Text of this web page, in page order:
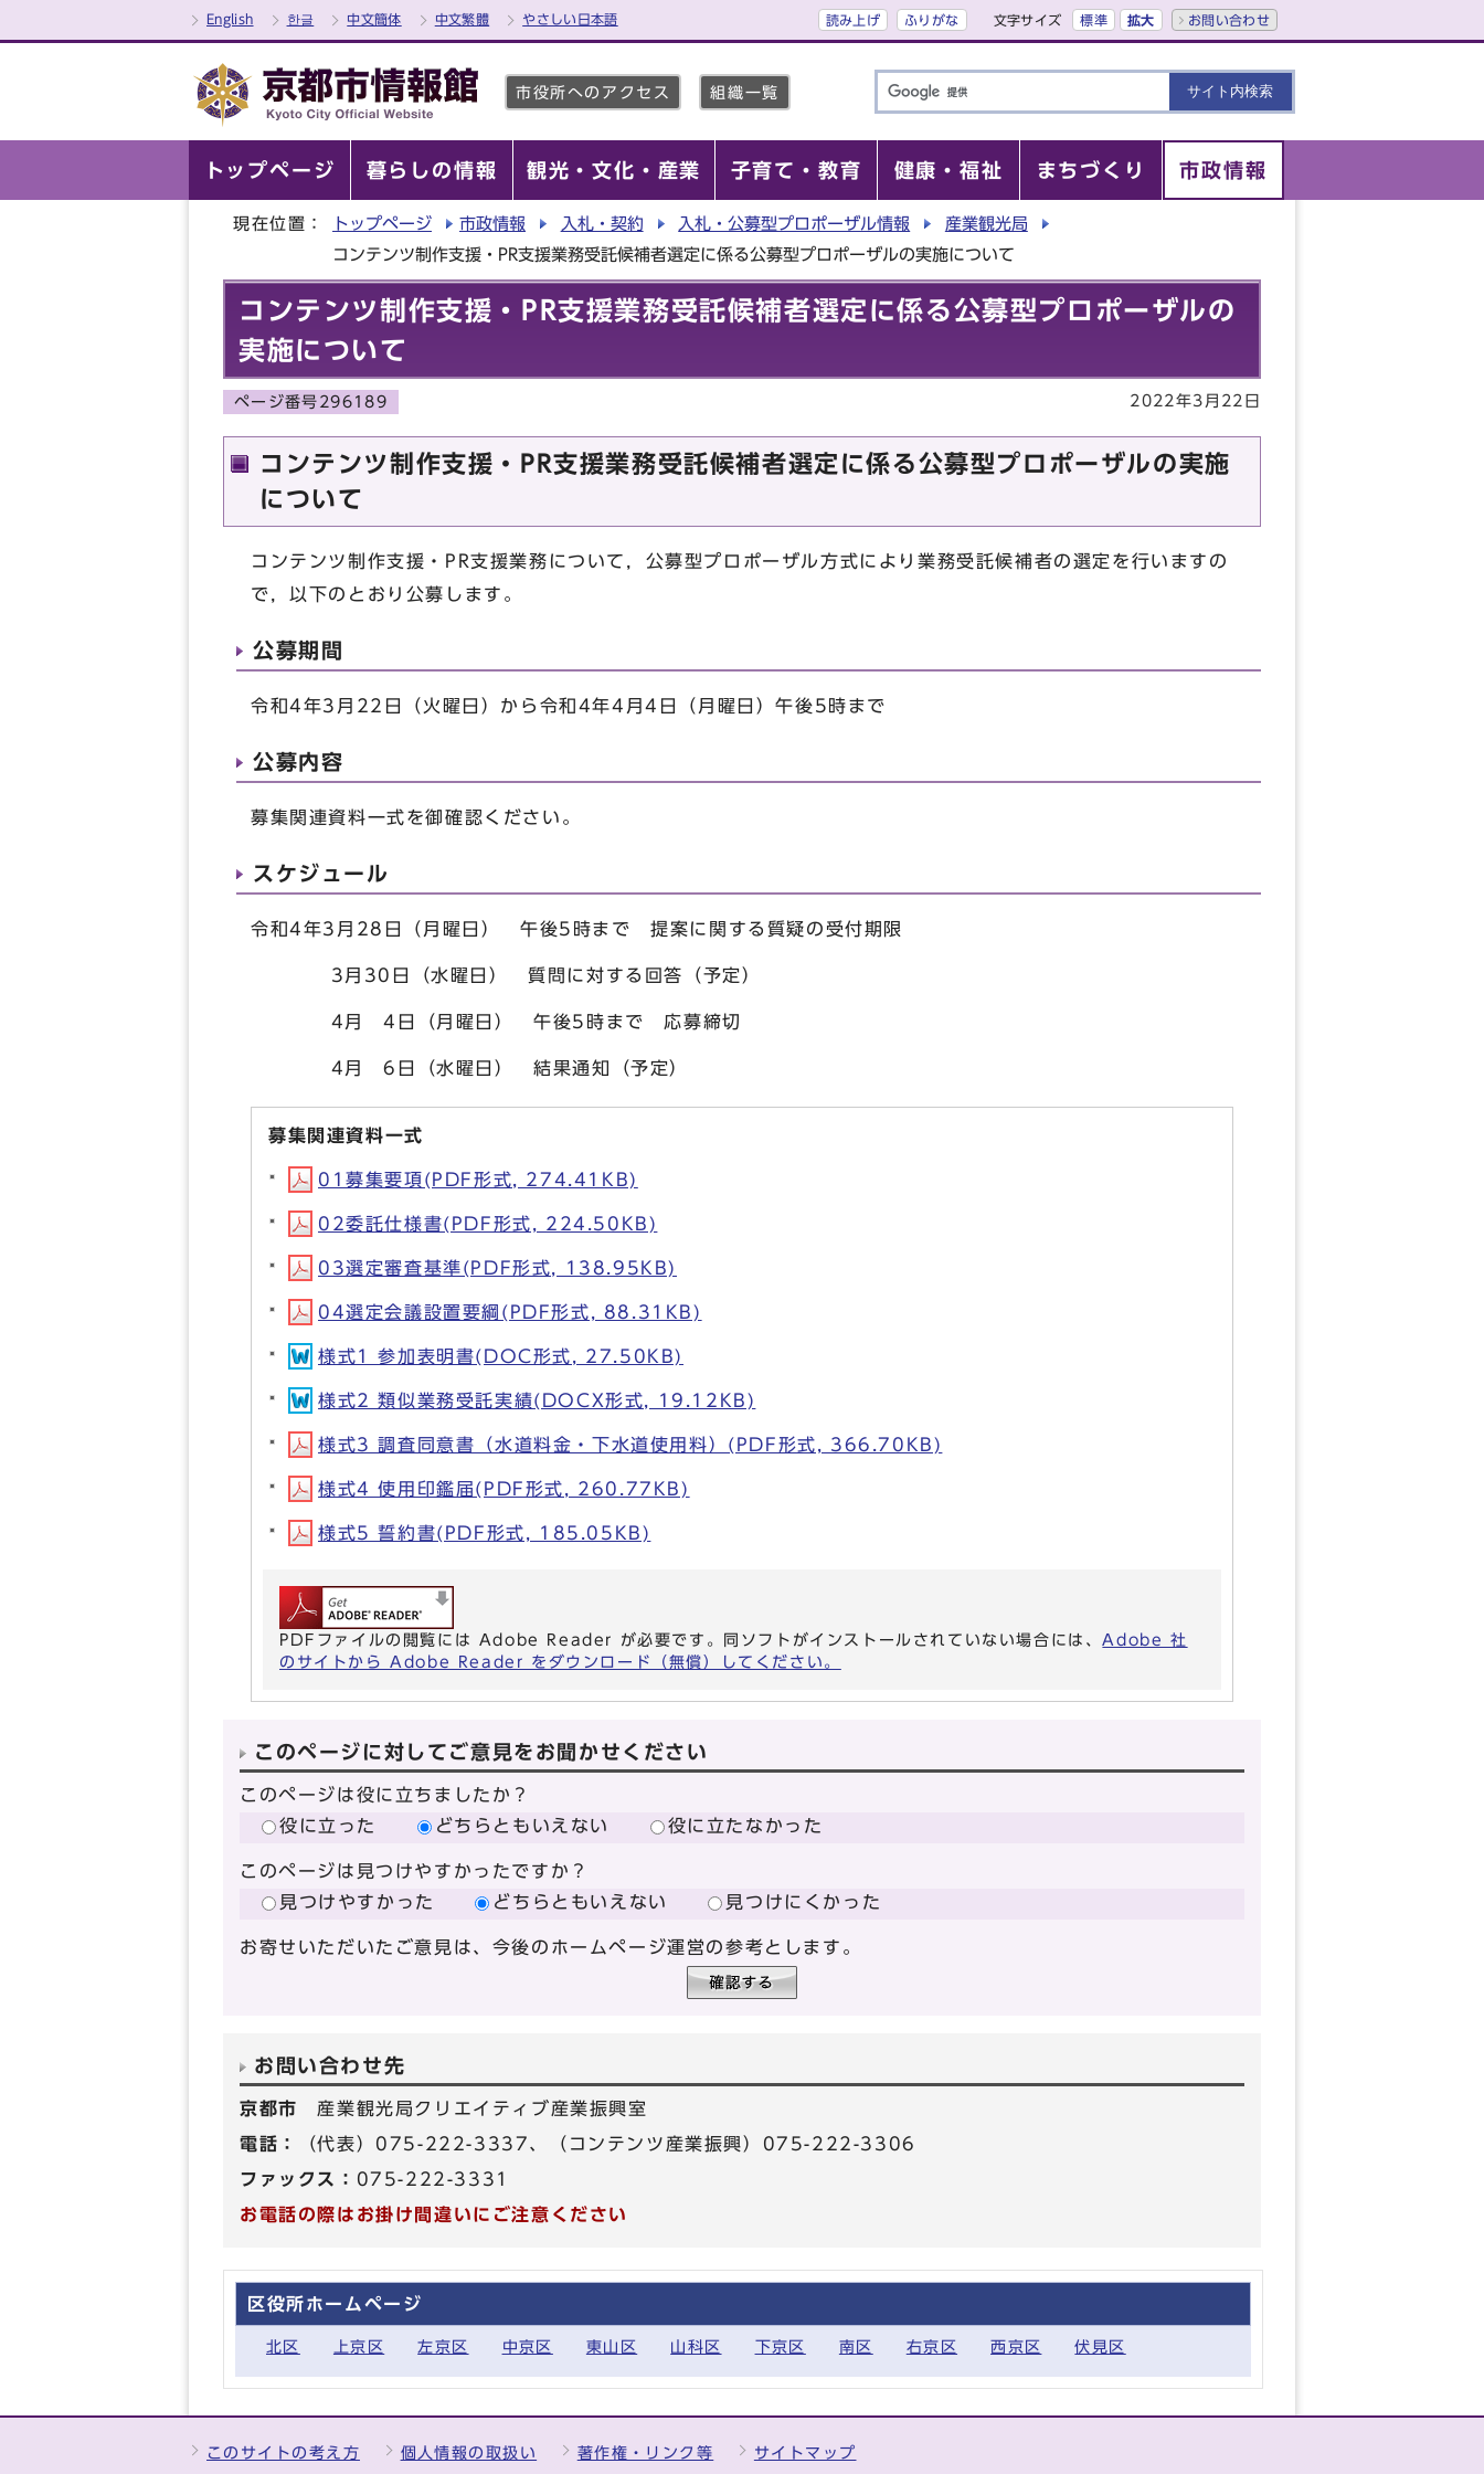
English 한글 中文簡体 中文繁體 やさしい日本語 読み上げ ふりがな 文字サイズ 標準 拡大 お問い合わせ
市役所へのアクセス 組織一覧
トップページ 暮らしの情報 観光・文化・産業 子育て・教育 健康・福祉 まちづくり 市政情報
現在位置： トップページ 市政情報 入札・契約 入札・公募型プロポーザル情報
産業観光局
コンテンツ制作支援・PR支援業務受託候補者選定に係る公募型プロポーザルの実施について
コンテンツ制作支援・PR支援業務受託候補者選定に係る公募型プロポーザルの
実施について
ページ番号296189 2022年3月22日
コンテンツ制作支援・PR支援業務受託候補者選定に係る公募型プロポーザルの実施
について
コンテンツ制作支援・PR支援業務について，公募型プロポーザル方式により業務受託候補者の選定を行いますの
で，以下のとおり公募します。
公募期間
令和4年3月22日（火曜日）から令和4年4月4日（月曜日）午後5時まで
公募内容
募集関連資料一式を御確認ください。
スケジュール
令和4年3月28日（月曜日） 午後5時まで 提案に関する質疑の受付期限
3月30日（水曜日） 質問に対する回答（予定）
4月 4日（月曜日） 午後5時まで 応募締切
4月 6日（水曜日） 結果通知（予定）
募集関連資料一式
01募集要項(PDF形式, 274.41KB)
02委託仕様書(PDF形式, 224.50KB)
03選定審査基準(PDF形式, 138.95KB)
04選定会議設置要綱(PDF形式, 88.31KB)
様式1 参加表明書(DOC形式, 27.50KB)
様式2 類似業務受託実績(DOCX形式, 19.12KB)
様式3 調査同意書（水道料金・下水道使用料）(PDF形式, 366.70KB)
様式4 使用印鑑届(PDF形式, 260.77KB)
様式5 誓約書(PDF形式, 185.05KB)
PDFファイルの閲覧には Adobe Reader が必要です。同ソフトがインストールされていない場合には、Adobe 社
のサイトから Adobe Reader をダウンロード（無償）してください。
このページに対してご意見をお聞かせください
このページは役に立ちましたか？
役に立った
どちらともいえない 役に立たなかった
このページは見つけやすかったですか？
見つけやすかった
どちらともいえない 見つけにくかった
お寄せいただいたご意見は、今後のホームページ運営の参考とします。
お問い合わせ先
京都市 産業観光局クリエイティブ産業振興室
電話：
（代表）075-222-3337、（コンテンツ産業振興）075-222-3306
ファックス： 075-222-3331
お電話の際はお掛け間違いにご注意ください
区役所ホームページ
北区 上京区 左京区 中京区 東山区 山科区 下京区 南区 右京区 西京区 伏見区
このサイトの考え方 個人情報の取扱い 著作権・リンク等 サイトマップ